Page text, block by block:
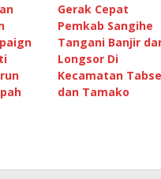
Gerak Cepat
Pemkab Sangihe
Tangani Banjir
Longsor Di
Kecamatan
dan Tamako